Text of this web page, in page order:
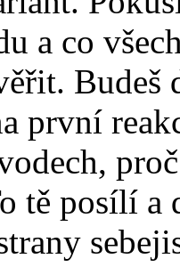
a co
první
tě posílí a